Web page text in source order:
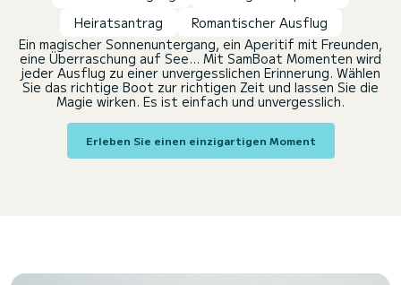
Heiratsantrag
Romantischer Ausflug
Ein magischer Sonnenuntergang, ein Aperitif mit Freunden,
eine Überraschung auf See... Mit SamBoat Momenten wird
jeder Ausflug zu einer unvergesslichen Erinnerung. Wählen
Sie das richtige Boot zur richtigen Zeit und lassen Sie die
Magie wirken. Es ist einfach und unvergesslich.
Erleben Sie einen einzigartigen Moment